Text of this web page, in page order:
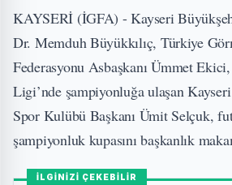
KAYSERİ (İGFA) - Kayseri
Dr. Memduh Büyükkılıç, Türkiye
Federasyonu Asbaşkanı Ümmet
Ligi’nde şampiyonluğa ulaşan
Spor Kulübü Başkanı Ümit Selçuk,
şampiyonluk kupasını başkanlık
İLGİNİZİ ÇEKEBİLİR